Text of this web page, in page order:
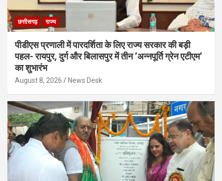
छत्तीसगढ़ राज्य
पीडीएस प्रणाली में पारदर्शिता के लिए राज्य सरकार की बड़ी
पहल- रायपुर, दुर्ग और बिलासपुर में तीन ‘अन्नपूर्ति ग्रेन एटीएम‘
का शुभारंभ
August 8, 2026 News Desk